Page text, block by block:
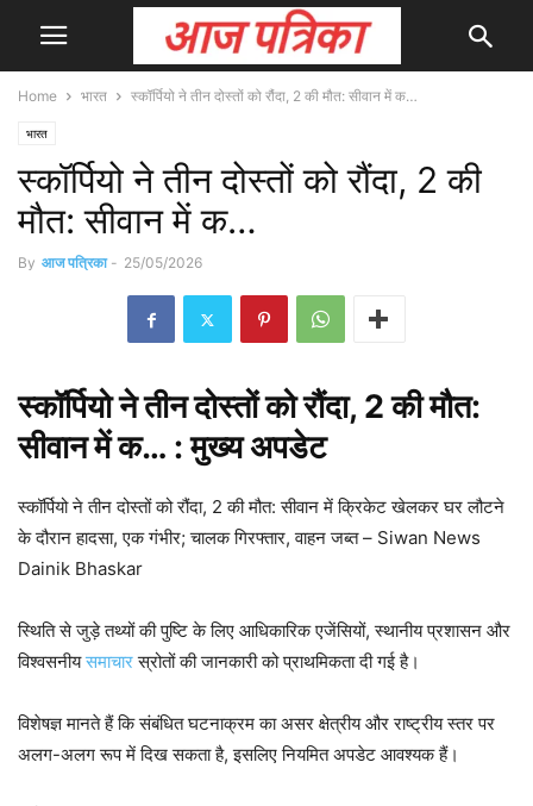
Home भारत स्कॉर्पियो ने तीन दोस्तों को रौंदा, 2 की मौत: सीवान में क…
भारत
स्कॉर्पियो ने तीन दोस्तों को रौंदा, 2 की
मौत: सीवान में क…
By आज पत्रिका - 25/05/2026
स्कॉर्पियो नेतीनदोस्तों को रौंदा, 2 की मौत:
सीवान में क… : मुख्यअपडेट
स्कॉर्पियो ने तीन दोस्तों को रौंदा, 2 की मौत: सीवान में क्रिकेट खेलकर घर लौटने
के दौरान हादसा, एक गंभीर; चालक गिरफ्तार, वाहन जब्त – Siwan News
Dainik Bhaskar
स्थिति से जुड़े तथ्यों की पुष्टि के लिए आधिकारिक एजेंसियों, स्थानीय प्रशासन और
विश्वसनीयसमाचारस्रोतों की जानकारी को प्राथमिकता दी गई है।
विशेषज्ञ मानते हैं कि संबंधित घटनाक्रम का असर क्षेत्रीय और राष्ट्रीय स्तर पर
अलग-अलग रूप में दिख सकता है, इसलिए नियमित अपडेट आवश्यक हैं।